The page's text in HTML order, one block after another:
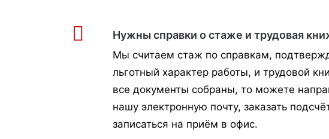
Нужны справки о стаже и трудовая
Мы считаем стаж по справкам,
льготный характер работы, и трудовой
все документы собраны, то можете
нашу электронную почту, заказать
записаться на приём в офис.